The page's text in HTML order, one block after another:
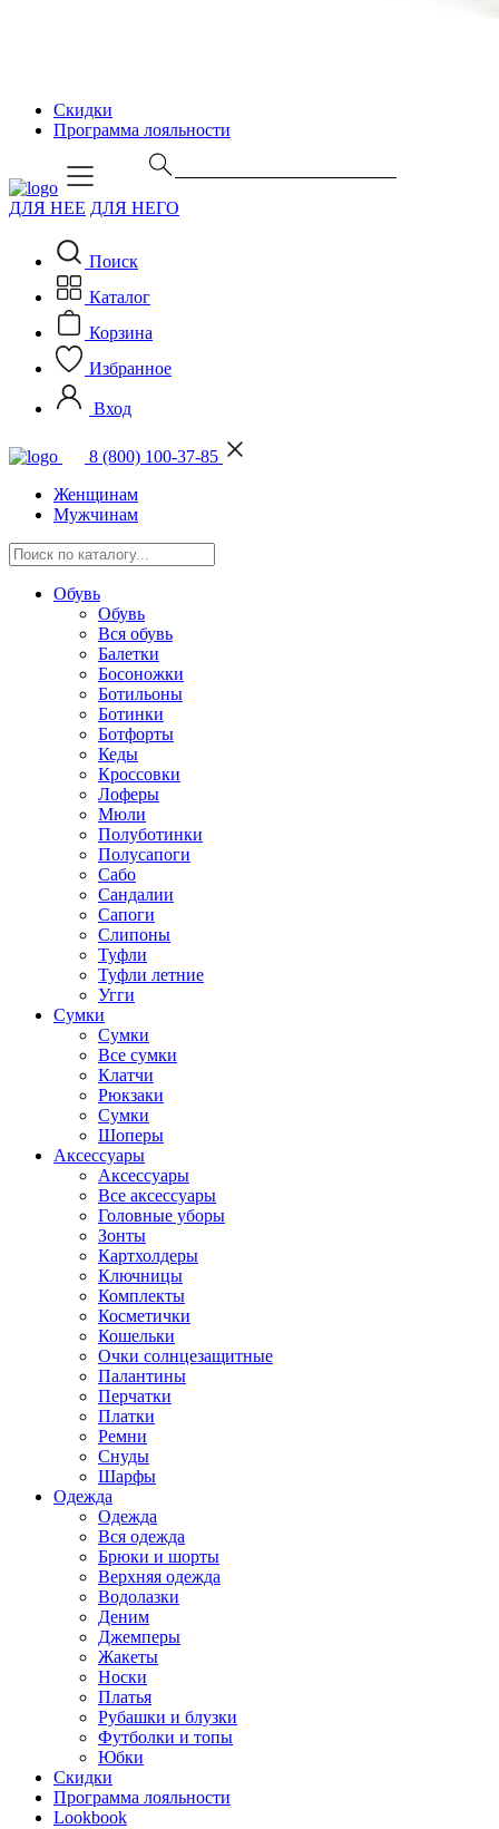
Скидки
Программа лояльности
ДЛЯ НЕЕ ДЛЯ НЕГО
Поиск
Каталог
Корзина
Избранное
Вход
8 (800) 100-37-85
Женщинам
Мужчинам
Обувь
Обувь
Вся обувь
Балетки
Босоножки
Ботильоны
Ботинки
Ботфорты
Кеды
Кроссовки
Лоферы
Мюли
Полуботинки
Полусапоги
Сабо
Сандалии
Сапоги
Слипоны
Туфли
Туфли летние
Угги
Сумки
Сумки
Все сумки
Клатчи
Рюкзаки
Сумки
Шоперы
Аксессуары
Аксессуары
Все аксессуары
Головные уборы
Зонты
Картхолдеры
Ключницы
Комплекты
Косметички
Кошельки
Очки солнцезащитные
Палантины
Перчатки
Платки
Ремни
Снуды
Шарфы
Одежда
Одежда
Вся одежда
Брюки и шорты
Верхняя одежда
Водолазки
Деним
Джемперы
Жакеты
Носки
Платья
Рубашки и блузки
Футболки и топы
Юбки
Скидки
Программа лояльности
Lookbook